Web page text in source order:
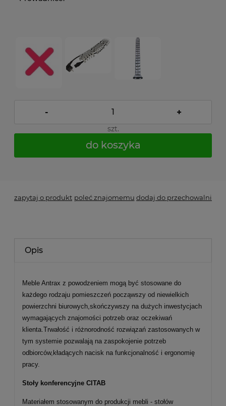
- +
szt.
do koszyka
zapytaj o produkt poleć znajomemu dodaj do przechowalni
Opis
Meble Antrax z powodzeniem mogą być stosowane do
każdego rodzaju pomieszczeń począwszy od niewielkich
powierzchni biurowych,skończywszy na dużych inwestycjach
wymagających znajomości potrzeb oraz oczekiwań
klienta.Trwałość i różnorodność rozwiązań zastosowanych w
tym systemie pozwalają na zaspokojenie potrzeb
odbiorców,kładących nacisk na funkcjonalność i ergonomię
pracy.
Stoły konferencyjne CITAB
Materiałem stosowanym do produkcji mebli - stołów